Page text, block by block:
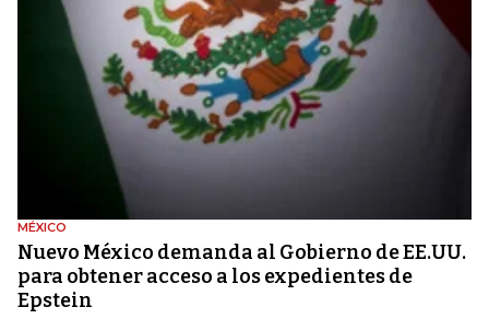
MÉXICO
Nuevo México demanda al Gobierno de EE.UU.
para obtener acceso a los expedientes de
Epstein